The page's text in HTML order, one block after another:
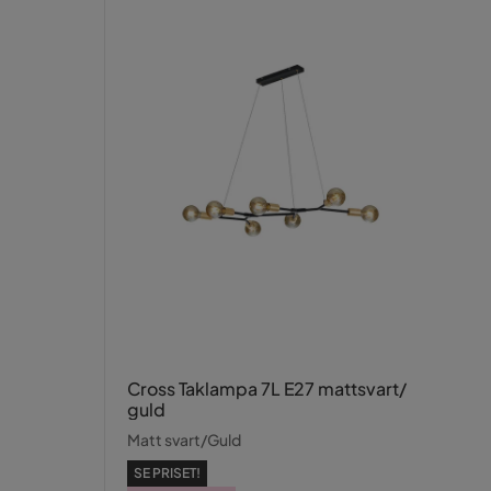
Cross Taklampa 7L E27 mattsvart/
guld
Matt svart/Guld
SE PRISET!